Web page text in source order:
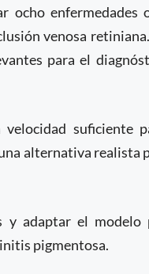
ocho enfermedades
venosa
para el
suficiente
alternativa realista
y adaptar el modelo
pigmentosa.